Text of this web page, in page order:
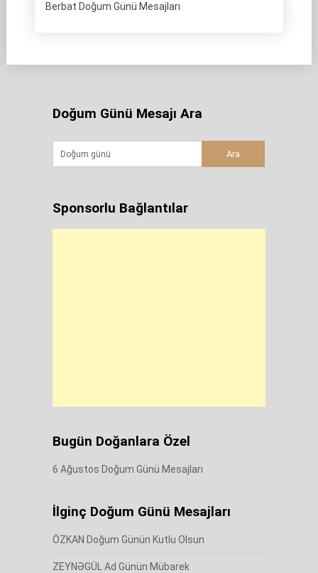
Berbat Doğum Günü Mesajları
Doğum Günü Mesajı Ara
Sponsorlu Bağlantılar
Bugün Doğanlara Özel
6 Ağustos Doğum Günü Mesajları
İlginç Doğum Günü Mesajları
ÖZKAN Doğum Günün Kutlu Olsun
ZEYNƏGÜL Ad Günün Mübarek